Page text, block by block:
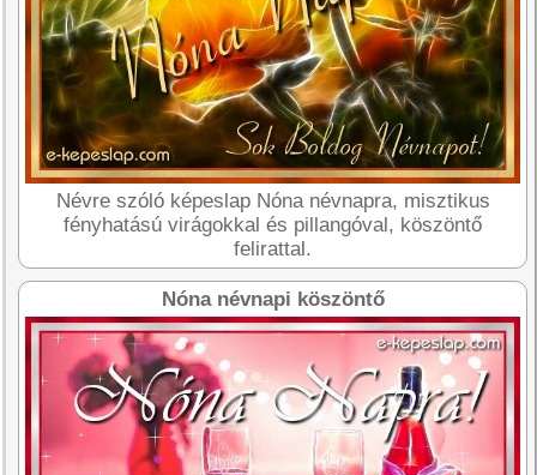
Névre szóló képeslap Nóna névnapra, misztikus
fényhatású virágokkal és pillangóval, köszöntő
felirattal.
Nóna névnapi köszöntő